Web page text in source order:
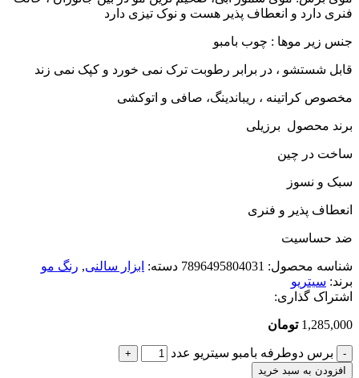
فنری دارد و انعطاف پذیر هست و نوک تیزی دارد
جنس زیر موها : چوب بامبو
قابل شستشو ، در برابر رطوبت ترک نمی خورد و کپک نمی زند
مخصوص کراتینه ، ریباندینگ، صافی و اتوکشی
برند محصول برزیلی
ساخت در چین
سبک و نسوز
انعطاف پذیر و فنری
ضد حساسیت
شناسه محصول: 7896495804031 دسته: ابزار سالنی, رنگ مو
برند: سیتریو
اشتراک گذاری:
1,285,000 تومان
برس دوطرفه بامبو سیتریو عدد
افزودن به سبد خرید